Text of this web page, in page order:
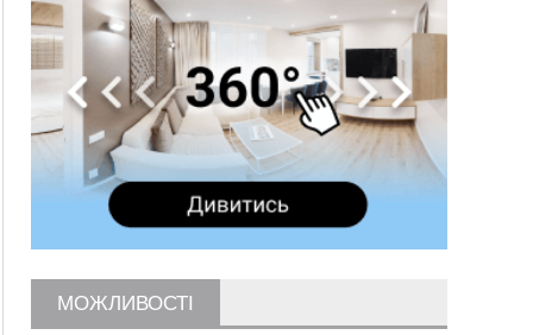
складних операцій на аорті
07 Серпня
ФОТО У Богородчанах на "зебрі" водій Audi
наїхав на хлопчика з велосипедом
21:01
Загальна площа всіх книгарень України - трохи
більше ніж 6 футбольних полів
На "зебрі" у Франківську два мотоциклісти
збили жінку
18:55
Прикарпаття серед лідерів за будівництвом
житло
Де безпечно купатися на Прикарпатті?
МОЖЛИВОСТІ